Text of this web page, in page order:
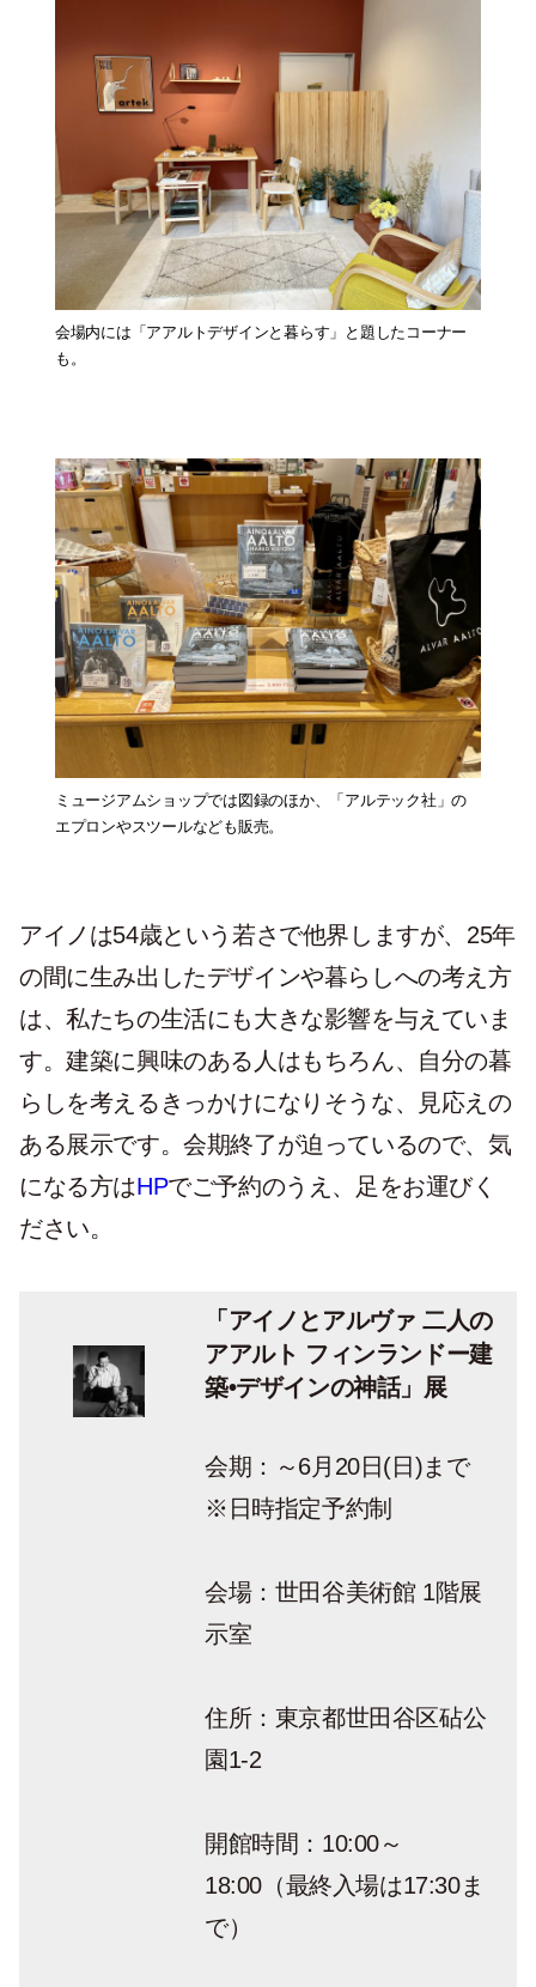
会場内には「アアルトデザインと暮らす」と題したコーナー
も。
ミュージアムショップでは図録のほか、「アルテック社」の
エプロンやスツールなども販売。
アイノは54歳という若さで他界しますが、25年
の間に生み出したデザインや暮らしへの考え方
は、私たちの生活にも大きな影響を与えていま
す。建築に興味のある人はもちろん、自分の暮
らしを考えるきっかけになりそうな、見応えの
ある展示です。会期終了が迫っているので、気
になる方はHPでご予約のうえ、足をお運びく
ださい。
「アイノとアルヴァ 二人の
アアルト フィンランドー建
築•デザインの神話」展
会期：～6月20日(日)まで
※日時指定予約制
会場：世田谷美術館 1階展
示室
住所：東京都世田谷区砧公
園1-2
開館時間：10:00～
18:00（最終入場は17:30ま
で）